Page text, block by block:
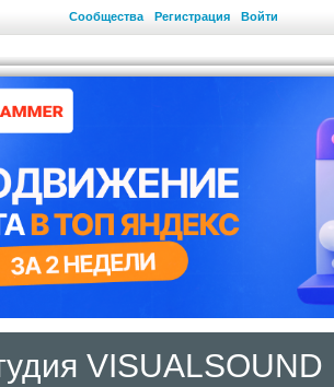
Сообщества Регистрация Войти
VISUALSOUND